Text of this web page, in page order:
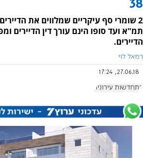
38
2 שומרי סף עיקריים שמלווים את
תמ"א ועד סופו הינם עורך דין הדיירים
הדיירים.
רמאל לוי
27.06.18, 17:24
התחדשות עירונית